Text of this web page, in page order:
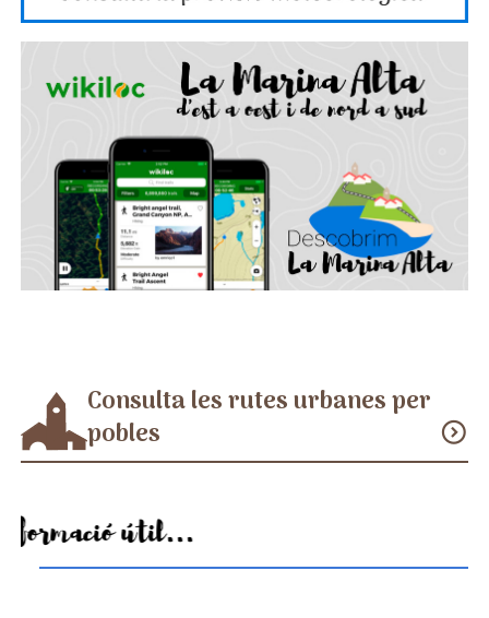
Consulta les rutes urbanes per
pobles
expand_circle_down
Informació útil...